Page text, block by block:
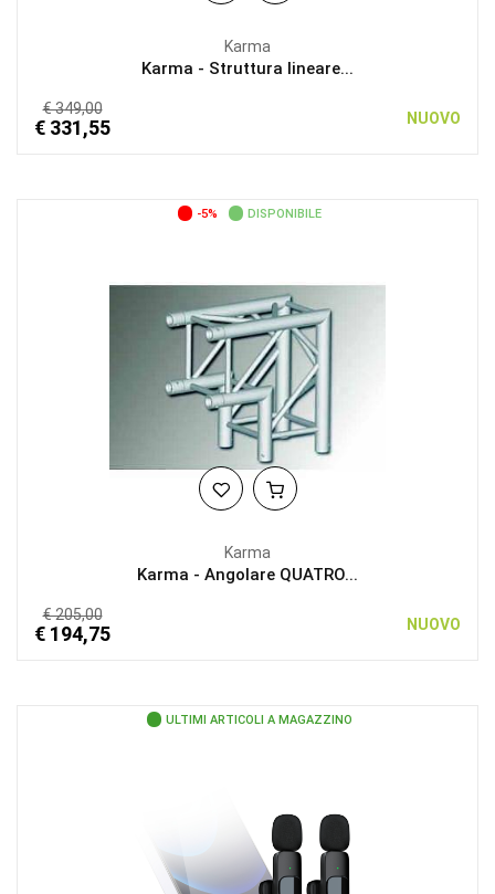
Karma
Karma - Struttura lineare...
€ 349,00
€ 331,55 NUOVO
-5% DISPONIBILE
Karma
Karma - Angolare QUATRO...
€ 205,00
€ 194,75 NUOVO
ULTIMI ARTICOLI A MAGAZZINO